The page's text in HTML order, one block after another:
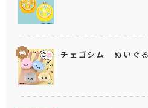
チェゴシム ぬいぐ